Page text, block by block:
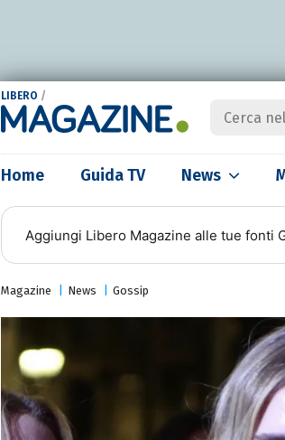
LIBERO /
Home Guida TV News
Aggiungi Libero Magazine alle tue fonti
Magazine News Gossip